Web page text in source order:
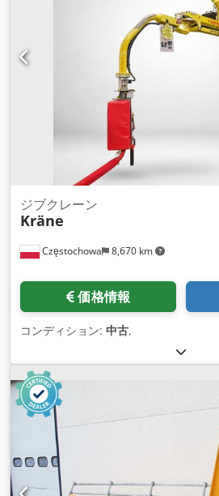
Częstochowa 8,670 km
ジブクレーン
Kräne
価格情報
コンディション: 中古,